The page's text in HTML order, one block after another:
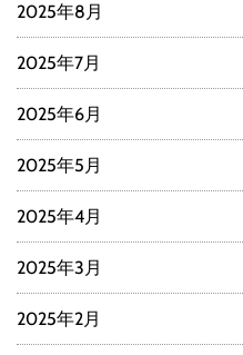
2025年8月
2025年7月
2025年6月
2025年5月
2025年4月
2025年3月
2025年2月